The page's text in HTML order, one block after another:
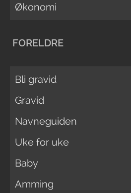
Økonomi
FORELDRE
Bli gravid
Gravid
Navneguiden
Uke for uke
Baby
Amming